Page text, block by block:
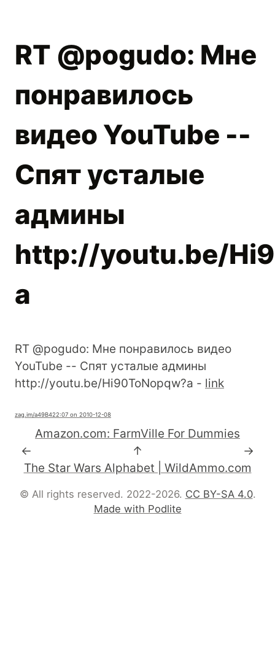
RT @pogudo: Мне
понравилось
видео YouTube --
Спят усталые
админы
http://youtu.be/
a
RT @pogudo: Мне понравилось видео
YouTube -- Спят усталые админы
http://youtu.be/Hi90ToNopqw?a - link
zag.im/a49B422:07 on 2010-12-08
Amazon.com: FarmVille For Dummies
←
↑
→
The Star Wars Alphabet | WildAmmo.com
© All rights reserved. 2022-2026. CC BY-SA 4.0.
Made with Podlite